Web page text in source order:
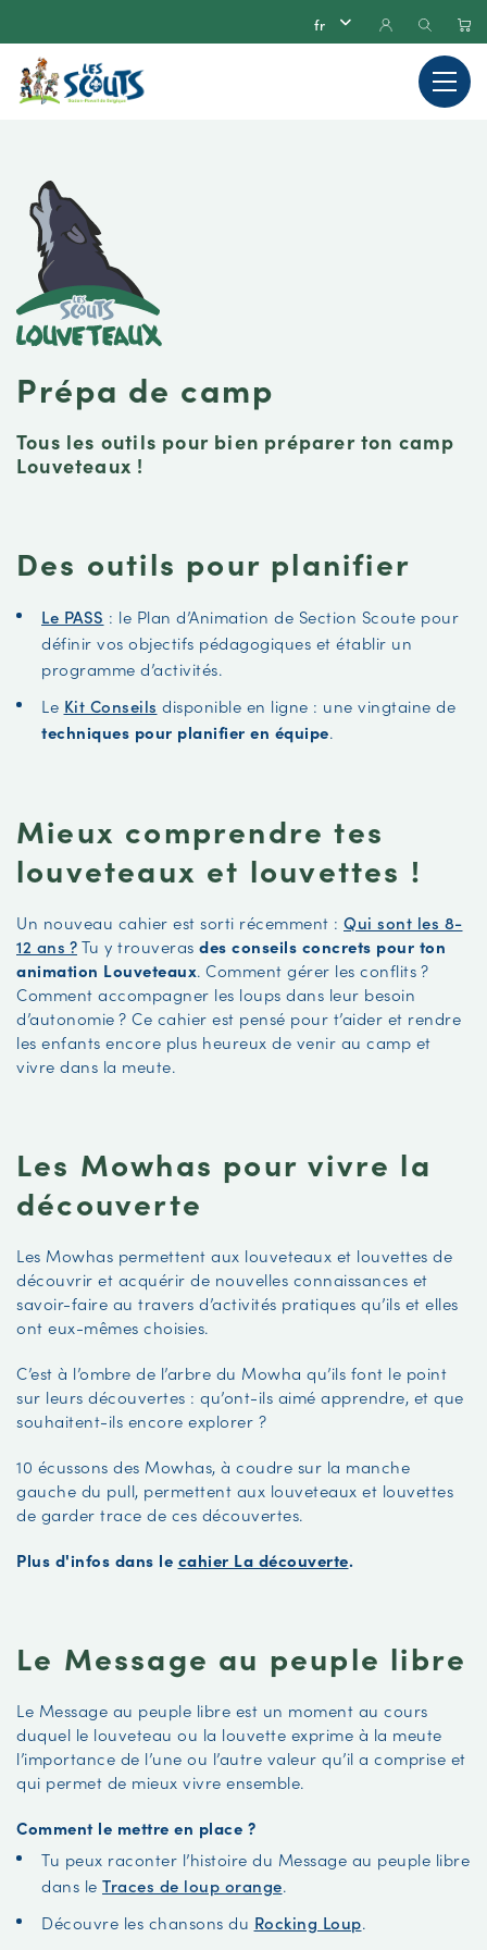
Prépa de camp
Tous les outils pour bien préparer ton camp
Louveteaux !
Des outils pour planifier
Le PASS : le Plan d’Animation de Section Scoute pour
définir vos objectifs pédagogiques et établir un
programme d’activités.
Le Kit Conseils disponible en ligne : une vingtaine de
techniques pour planifier en équipe.
Mieux comprendre tes
louveteaux et louvettes !
Un nouveau cahier est sorti récemment : Qui sont les 8-
12 ans ?Tu y trouveras des conseils concrets pour ton
animation Louveteaux. Comment gérer les conflits ?
Comment accompagner les loups dans leur besoin
d’autonomie ? Ce cahier est pensé pour t’aider et rendre
les enfants encore plus heureux de venir au camp et
vivre dans la meute.
Les Mowhas pour vivre la
découverte
Les Mowhas permettent aux louveteaux et louvettes de
découvrir et acquérir de nouvelles connaissances et
savoir-faire au travers d’activités pratiques qu’ils et elles
ont eux-mêmes choisies.
C’est à l’ombre de l’arbre du Mowha qu’ils font le point
sur leurs découvertes : qu’ont-ils aimé apprendre, et que
souhaitent-ils encore explorer ?
10 écussons des Mowhas, à coudre sur la manche
gauche du pull, permettent aux louveteaux et louvettes
de garder trace de ces découvertes.
Plus d'infos dans le cahier La découverte.
Le Message au peuple libre
Le Message au peuple libre est un moment au cours
duquel le louveteau ou la louvette exprime à la meute
l’importance de l’une ou l’autre valeur qu’il a comprise et
qui permet de mieux vivre ensemble.
Comment le mettre en place ?
Tu peux raconter l’histoire du Message au peuple libre
dans le Traces de loup orange.
Découvre les chansons du Rocking Loup.